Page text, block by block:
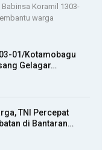
Koramil 1303-
warga
01/Kotamobagu
Gelagar…
TNI Percepat
di Bantaran…